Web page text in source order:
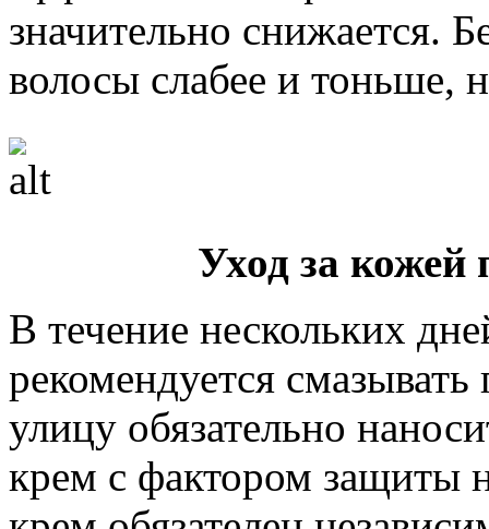
значительно снижается.
волосы слабее и тоньше,
Уход за кожей
В течение нескольких
рекомендуется
улицу обязательно
крем с фактором защиты